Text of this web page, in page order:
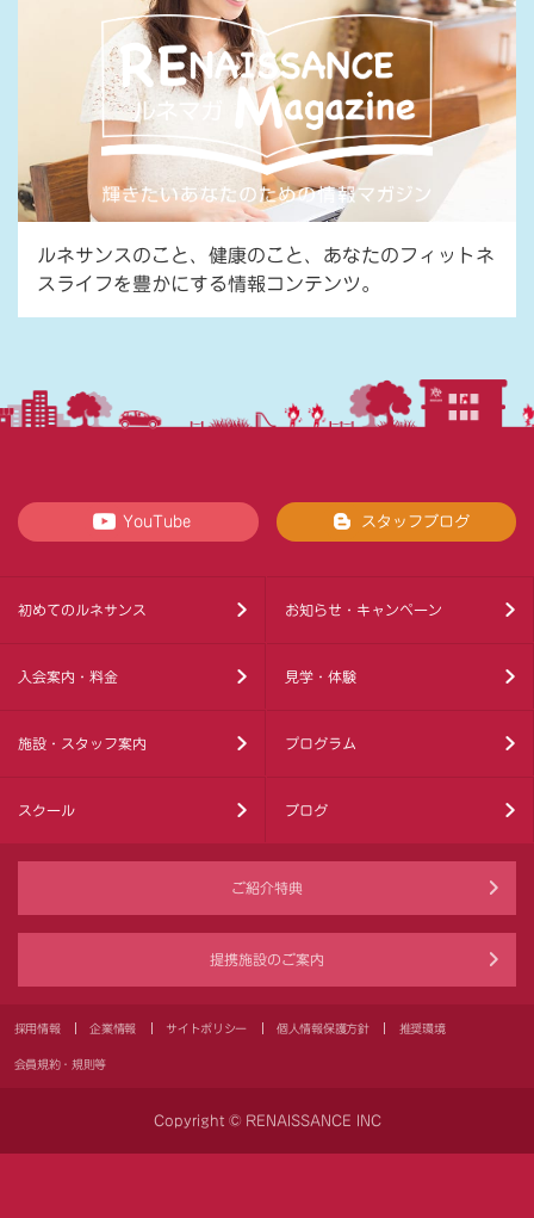
ルネサンスのこと、健康のこと、あなたのフィットネ
スライフを豊かにする情報コンテンツ。
YouTube スタッフブログ
初めてのルネサンス お知らせ・キャンペーン
入会案内・料金 見学・体験
施設・スタッフ案内 プログラム
スクール ブログ
ご紹介特典
提携施設のご案内
採用情報 企業情報 サイトポリシー 個人情報保護方針 推奨環境
会員規約・規則等
Copyright © RENAISSANCE INC